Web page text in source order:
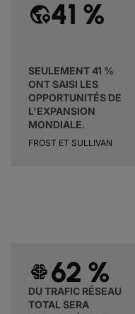
globe_location_pin41 %
SEULEMENT 41 %
ONT SAISI LES
OPPORTUNITÉS DE
L'EXPANSION
MONDIALE.
FROST ET SULLIVAN
network_intelligence62 %
DU TRAFIC RÉSEAU
TOTAL SERA